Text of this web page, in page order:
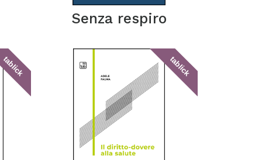
Senza respiro
tablick tablick